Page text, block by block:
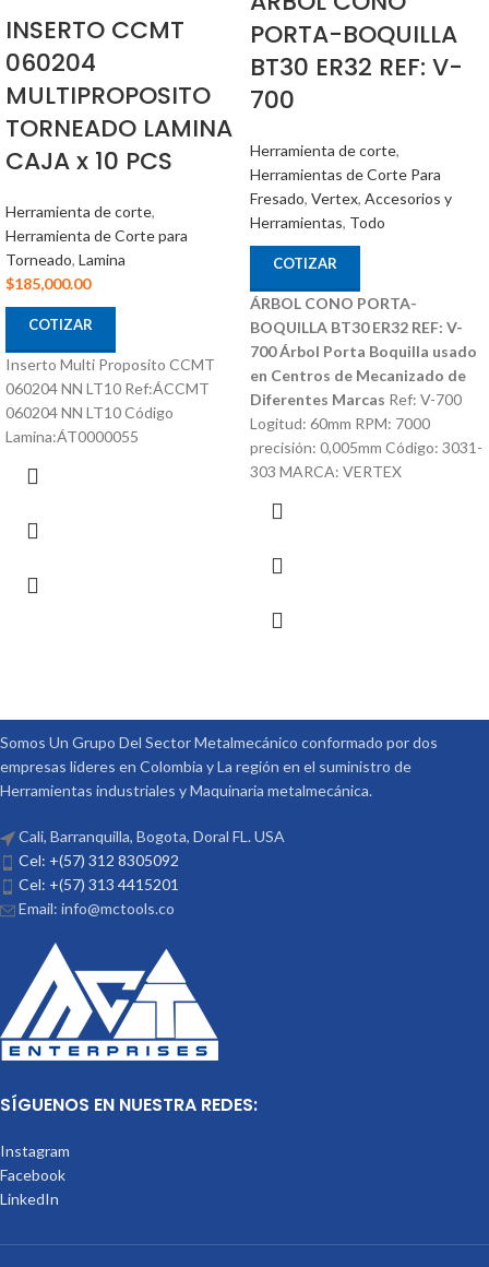
INSERTO CCMT
060204
MULTIPROPOSITO
TORNEADO LAMINA
CAJA x 10 PCS
Herramienta de corte,
Herramienta de Corte para
Torneado, Lamina
$185,000.00
COTIZAR
Inserto Multi Proposito CCMT
060204 NN LT10 Ref:ÁCCMT
060204 NN LT10 Código
Lamina:ÁT0000055
PORTA-BOQUILLA
BT30 ER32 REF: V-
700
Herramienta de corte,
Herramientas de Corte Para
Fresado, Vertex, Accesorios y
Herramientas, Todo
COTIZAR
ÁRBOL CONO PORTA-
BOQUILLA BT30 ER32 REF: V-
700Árbol Porta Boquilla usado
en Centros de Mecanizado de
Diferentes Marcas Ref: V-700
Logitud: 60mm RPM: 7000
precisión: 0,005mm Código: 3031-
303 MARCA: VERTEX
Somos Un Grupo Del Sector Metalmecánico conformado por dos
empresas lideres en Colombia y La región en el suministro de
Herramientas industriales y Maquinaria metalmecánica.
Cali, Barranquilla, Bogota, Doral FL. USA
Cel: +(57) 312 8305092
Cel: +(57) 313 4415201
Email: info@mctools.co
SÍGUENOS EN NUESTRA REDES:
Instagram
Facebook
LinkedIn